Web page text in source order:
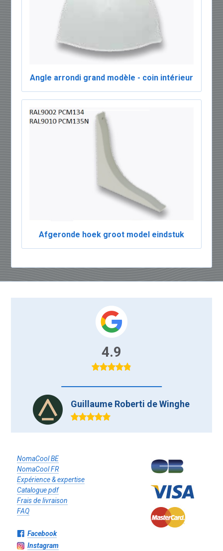
Angle arrondi grand modèle - coin intérieur
Afgeronde hoek groot model eindstuk
4.9
Guillaume Roberti de Winghe
NomaCool BE
NomaCool FR
Expérience & expertise
Catalogue pdf
Frais de livraison
FAQ
Facebook
Instagram